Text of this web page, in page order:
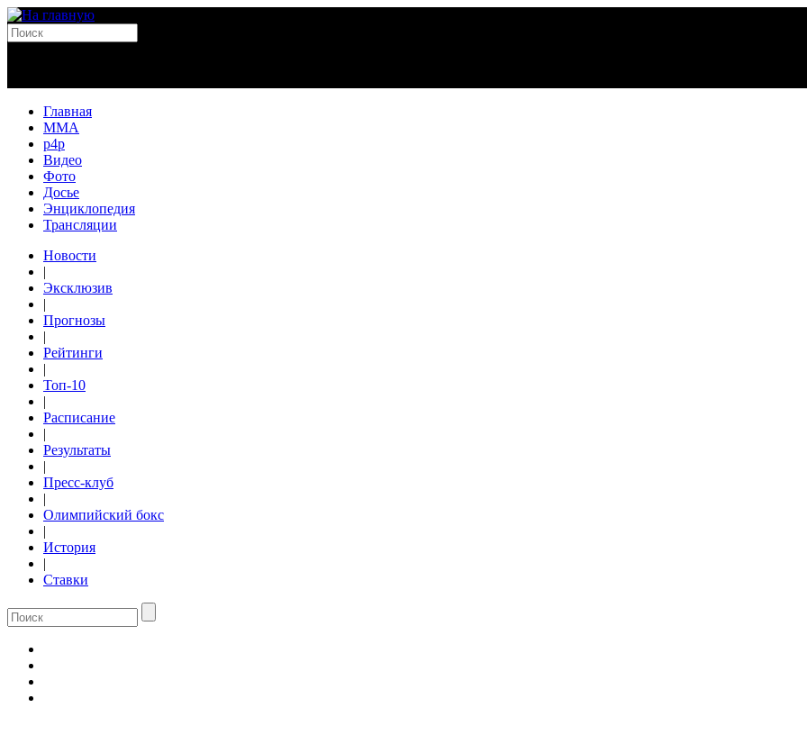
Главная
MMA
p4p
Видео
Фото
Досье
Энциклопедия
Трансляции
Новости
|
Эксклюзив
|
Прогнозы
|
Рейтинги
|
Топ-10
|
Расписание
|
Результаты
|
Пресс-клуб
|
Олимпийский бокс
|
История
|
Ставки